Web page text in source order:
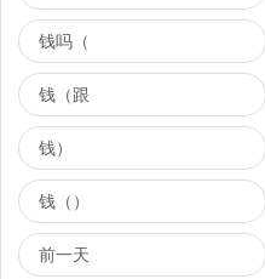
钱吗（
钱（跟
钱）
钱（）
前一天